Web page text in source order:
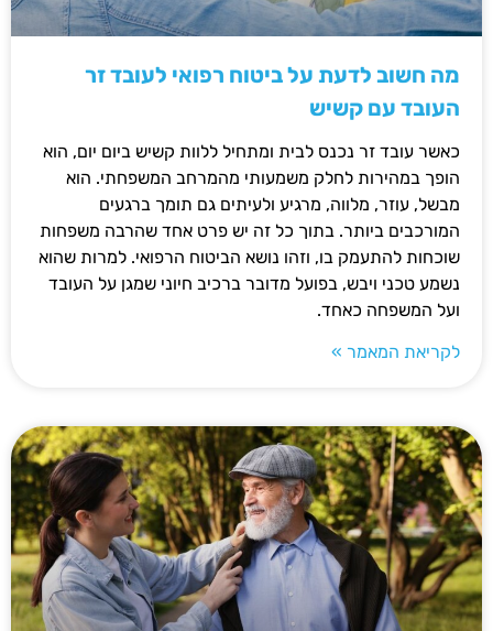
מה חשוב לדעת על ביטוח רפואי לעובד זר
העובד עם קשיש
כאשר עובד זר נכנס לבית ומתחיל ללוות קשיש ביום יום, הוא
הופך במהירות לחלק משמעותי מהמרחב המשפחתי. הוא
מבשל, עוזר, מלווה, מרגיע ולעיתים גם תומך ברגעים
המורכבים ביותר. בתוך כל זה יש פרט אחד שהרבה משפחות
שוכחות להתעמק בו, וזהו נושא הביטוח הרפואי. למרות שהוא
נשמע טכני ויבש, בפועל מדובר ברכיב חיוני שמגן על העובד
ועל המשפחה כאחד.
לקריאת המאמר »